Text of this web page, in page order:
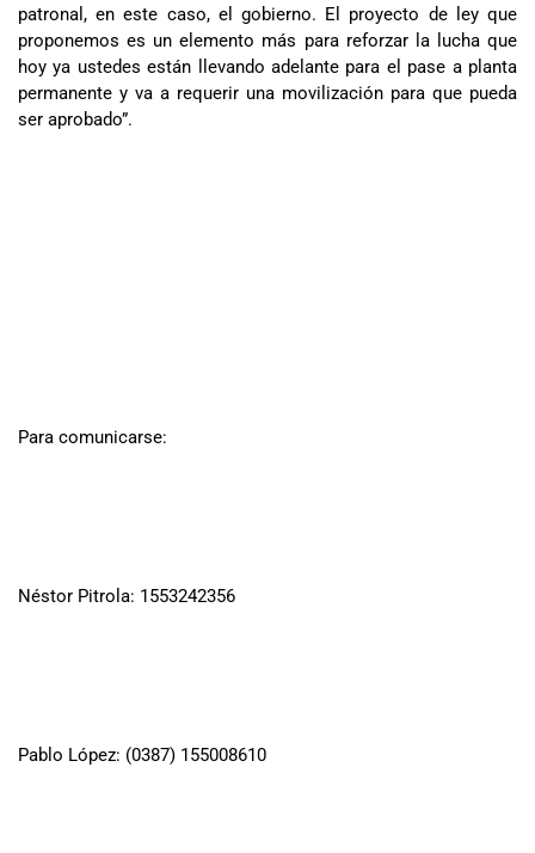
patronal, en este caso, el gobierno. El proyecto de ley que
proponemos es un elemento más para reforzar la lucha que
hoy ya ustedes están llevando adelante para el pase a planta
permanente y va a requerir una movilización para que pueda
ser aprobado”.
Para comunicarse:
Néstor Pitrola: 1553242356
Pablo López: (0387) 155008610